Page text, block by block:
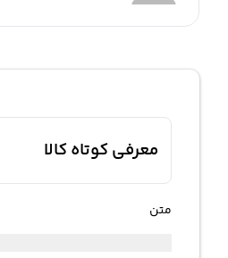
معرفی کوتاه کالا
متن